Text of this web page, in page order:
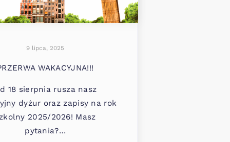
9 lipca, 2025
WAKACYJNA!!!
18 sierpnia rusza nasz
dyżur oraz zapisy na rok
2025/2026! Masz
pytania?…